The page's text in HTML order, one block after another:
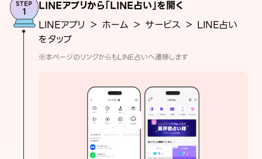
LINEアプリから「LINE占い」を開く
LINEアプリ ＞ ホーム ＞ サービス ＞ LINE占い
をタップ
※本ページのリンクからもLINE占いへ遷移します